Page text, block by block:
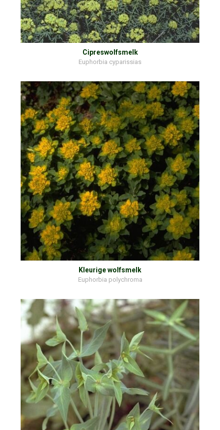
Cipreswolfsmelk
Euphorbia cyparissias
Kleurige wolfsmelk
Euphorbia polychroma